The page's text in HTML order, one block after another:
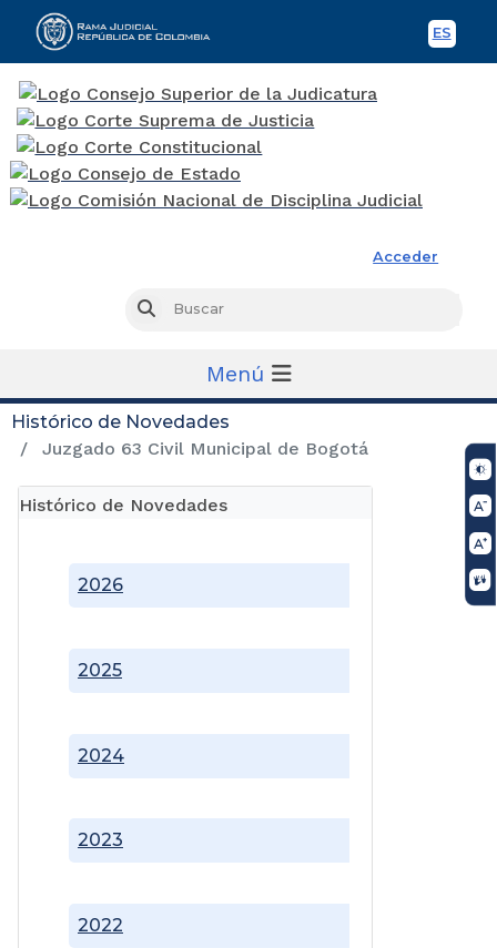
ES
Acceder
Buscar
Menú
Histórico de Novedades
Juzgado 63 Civil Municipal de Bogotá
Histórico de Novedades
2022
2023
2024
2025
2026